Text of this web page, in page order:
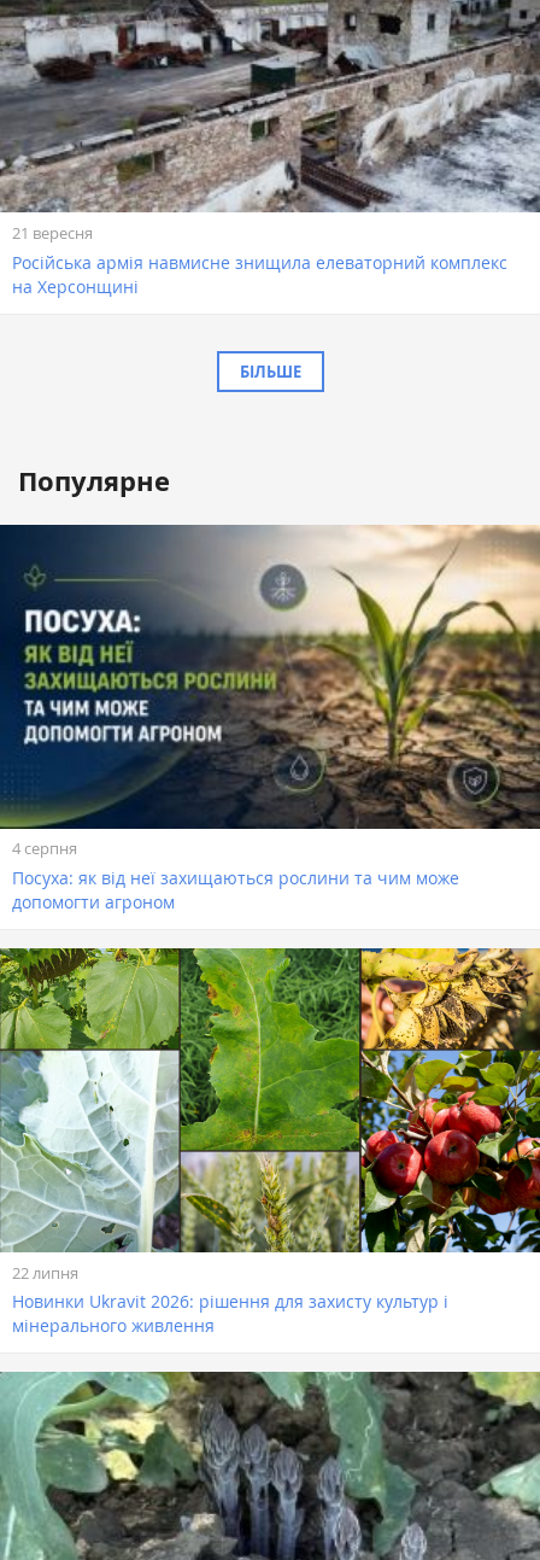
21 вересня
Російська армія навмисне знищила елеваторний комплекс
на Херсонщині
БІЛЬШЕ
Популярне
4 серпня
Посуха: як від неї захищаються рослини та чим може
допомогти агроном
22 липня
Новинки Ukravit 2026: рішення для захисту культур і
мінерального живлення